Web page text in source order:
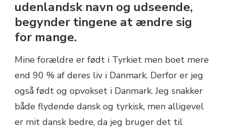
udenlandsk navn og udseende,
begynder tingene at ændre sig
for mange.
Mine forældre er født i Tyrkiet men boet mere
end 90 % af deres liv i Danmark. Derfor er jeg
også født og opvokset i Danmark. Jeg snakker
både flydende dansk og tyrkisk, men alligevel
er mit dansk bedre, da jeg bruger det til